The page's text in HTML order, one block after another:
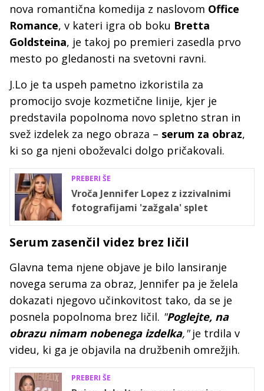
nova romantična komedija z naslovom Office
Romance, v kateri igra ob boku Bretta
Goldsteina, je takoj po premieri zasedla prvo
mesto po gledanosti na svetovni ravni.
J.Lo je ta uspeh pametno izkoristila za
promocijo svoje kozmetične linije, kjer je
predstavila popolnoma novo spletno stran in
svež izdelek za nego obraza – serum za obraz,
ki so ga njeni oboževalci dolgo pričakovali.
PREBERI ŠE
Vroča Jennifer Lopez z izzivalnimi
fotografijami 'zažgala' splet
Serum zasenčil videz brez ličil
Glavna tema njene objave je bilo lansiranje
novega seruma za obraz, Jennifer pa je želela
dokazati njegovo učinkovitost tako, da se je
posnela popolnoma brez ličil. "Poglejte, na
obrazu nimam nobenega izdelka,"je trdila v
videu, ki ga je objavila na družbenih omrežjih.
PREBERI ŠE